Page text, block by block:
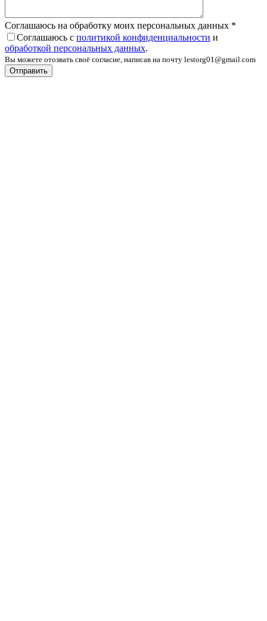
Соглашаюсь на обработку моих персональных данных *
Соглашаюсь с политикой конфиденциальности и
обработкой персональных данных.
Вы можете отозвать своё согласие, написав на почту lestorg01@gmail.com